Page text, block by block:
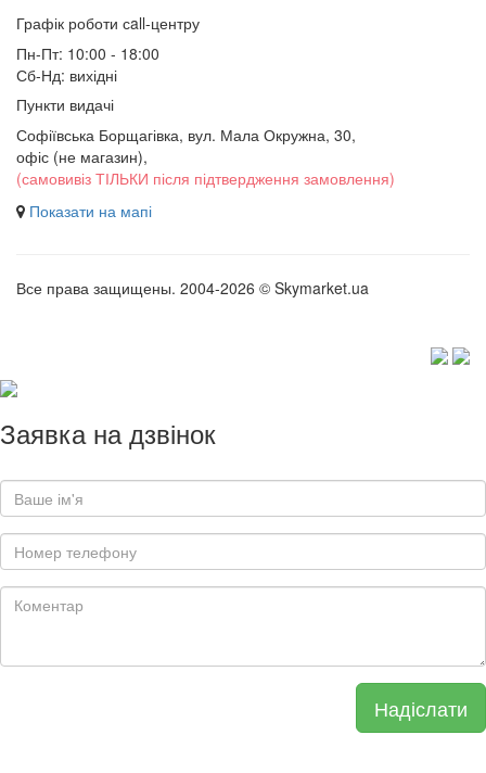
Графік роботи сall-центру
Пн-Пт: 10:00 - 18:00
Сб-Нд: вихідні
Пункти видачі
Софіївська Борщагівка, вул. Мала Окружна, 30,
офіс (не магазин),
(самовивіз ТІЛЬКИ після підтвердження замовлення)
Показати на мапі
Все права защищены. 2004-2026 © Skymarket.ua
Заявка на дзвінок
Надіслати